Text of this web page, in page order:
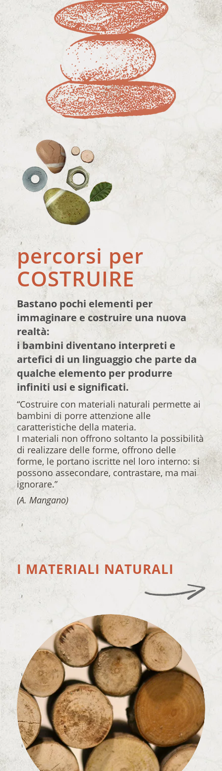
percorsi per
COSTRUIRE
Bastano pochi elementi per
immaginare e costruire una nuova
realtà:
i bambini diventano interpreti e
artefici di un linguaggio che parte da
qualche elemento per produrre
infiniti usi e significati.
“Costruire con materiali naturali permette ai
bambini di porre attenzione alle
caratteristiche della materia.
I materiali non offrono soltanto la possibilità
di realizzare delle forme, offrono delle
forme, le portano iscritte nel loro interno: si
possono assecondare, contrastare, ma mai
ignorare.”
(A. Mangano)
I MATERIALI NATURALI